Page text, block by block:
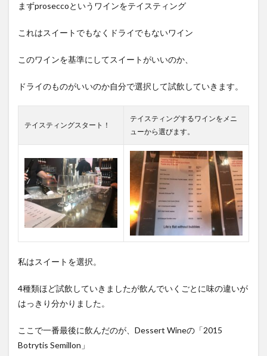
まずproseccoというワインをテイスティング
これはスイートでもなくドライでもないワイン
このワインを基準にしてスイートがいいのか、
ドライのものがいいのか自分で選択して試飲していきます。
テイスティングスタート！
テイスティングするワインをメニ
ューから選びます。
私はスイートを選択。
4種類ほど試飲していきましたが飲んでいくごとに味の違いが
はっきり分かりました。
ここで一番最後に飲んだのが、Dessert Wineの「2015
Botrytis Semillon」